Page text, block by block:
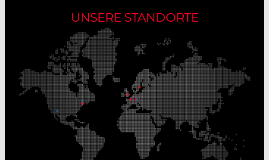
UNSERE STANDORTE